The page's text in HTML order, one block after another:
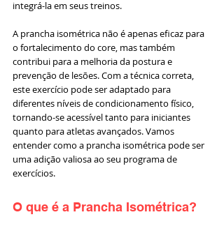
integrá-la em seus treinos.
A prancha isométrica não é apenas eficaz para
o fortalecimento do core, mas também
contribui para a melhoria da postura e
prevenção de lesões. Com a técnica correta,
este exercício pode ser adaptado para
diferentes níveis de condicionamento físico,
tornando-se acessível tanto para iniciantes
quanto para atletas avançados. Vamos
entender como a prancha isométrica pode ser
uma adição valiosa ao seu programa de
exercícios.
O que é a Prancha Isométrica?